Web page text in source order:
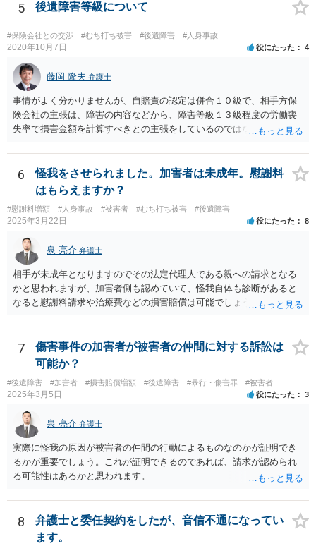
5 後遺障害等級について
#保険会社との交渉 #むち打ち被害 #後遺障害 #人身事故
2020年10月7日 役にたった 4
藤岡 隆夫 弁護士
事情がよく分かりませんが、自賠責の認定は併合１０級で、相手方保
険会社の主張は、障害の内容などから、障害等級１３級程度の労働喪
失率で損害金額を計算すべきとの主張をしているのではないでしょう
ので、弁護士を交代しても状況は変わらないでしょう。今の弁護士と
十分に打ち合わせをすることが重要だと思います。
6
怪我をさせられました。加害者は未成年。慰謝料
はもらえますか？
#慰謝料増額 #人身事故 #被害者 #むち打ち被害 #後遺障害
2025年3月22日 役にたった 8
泉 亮介 弁護士
相手が未成年となりますのでその法定代理人である親への請求となる
かと思われますが、加害者側も認めていて、怪我自体も診断があると
なると慰謝料請求や治療費などの損害賠償は可能でしょう。 整骨院へ
い場合が多いです。 また、保険会社から提案される金額は低めに出さ
れることも多いため、その交渉のために弁護士を入れるということも
考えられるかと思われます。
7
傷害事件の加害者が被害者の仲間に対する訴訟は
可能か？
#後遺障害 #加害者 #損害賠償増額 #後遺障害 #暴行・傷害罪 #被害者
2025年3月5日 役にたった 3
泉 亮介 弁護士
実際に怪我の原因が被害者の仲間の行動によるものなのかが証明でき
るかが重要でしょう。これが証明できるのであれば、請求が認められ
る可能性はあるかと思われます。
8
弁護士と委任契約をしたが、音信不通になってい
ます。